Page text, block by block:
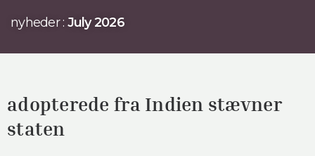
nyheder : July 2026
adopterede fra Indien stævner
staten